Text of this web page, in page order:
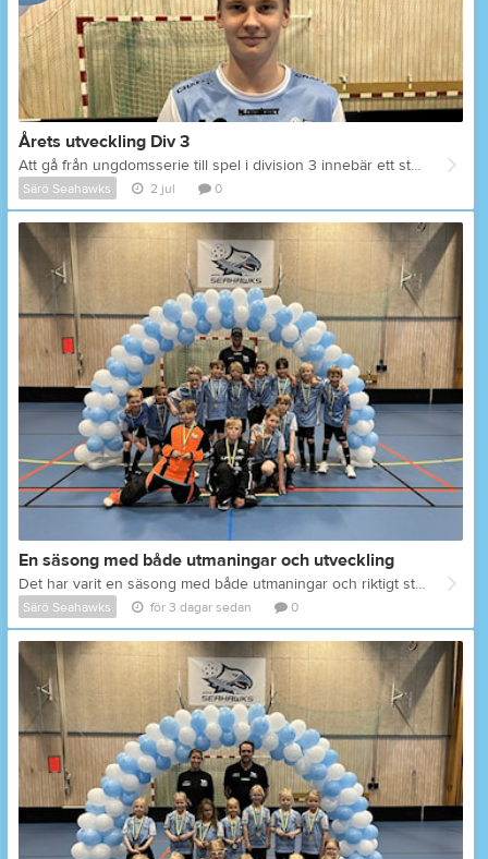
Årets utveckling Div 3
Att gå från ungdomsserie till spel i division 3 innebär ett stort steg, men årets mottagare har tagit klivet med imponerande inställning och målmedvetenhet. Under säsongen har han visat en tydlig utvecklingskurva, anpassat sig till det högre tempot och den tuffare nivån och vuxit in i seniorspelet på ett mycket starkt sätt. Genom hårt arbete, träningsvilja och mod att utmana sig själv har han tagit stora kliv framåt match efter match och blivit en allt viktigare del av laget. Hans utveckling under säsongen har varit både tydlig och inspirerande att följa. Årets utveckling gar till Teo Molund
Särö Seahawks 2 jul 0
En säsong med både utmaningar och utveckling
Det har varit en säsong med både utmaningar och riktigt stark utveckling för P16. Vi fick en tuff inledning, med flera som slutade, och samtidigt skulle laget ta steget upp till stor plan och 5 mot 5 – något som i sig är en stor omställning. Men det som har vuxit fram under säsongen är imponerande. Vi har byggt en bra stämning i laget, där killarna tränar med fokus, utvecklar sitt positionsspel och passningsspel, och där viljan att bli bättre märks tydligt. Och kanske viktigast av allt – de gör det tillsammans.
Särö Seahawks för 3 dagar sedan 0